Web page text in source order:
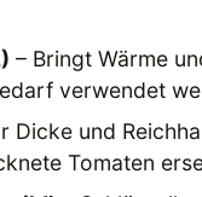
– Bringt Wärme
verwendet
Dicke und
Tomaten